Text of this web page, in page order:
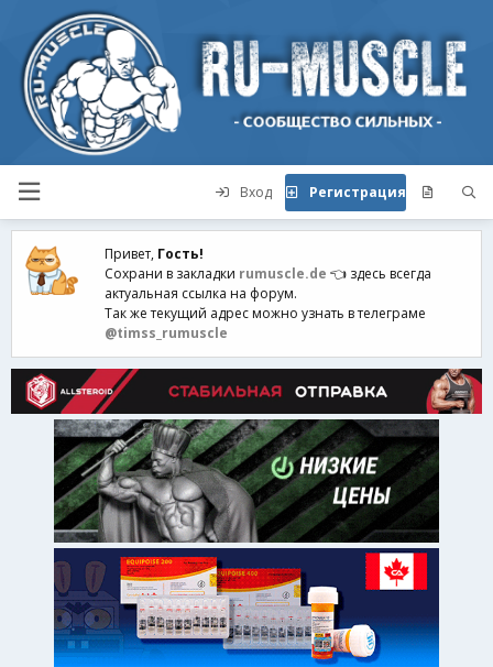
Вход Регистрация
Привет, Гость!
Сохрани в закладки rumuscle.de 👈 здесь всегда
актуальная ссылка на форум.
Так же текущий адрес можно узнать в телеграме
@timss_rumuscle